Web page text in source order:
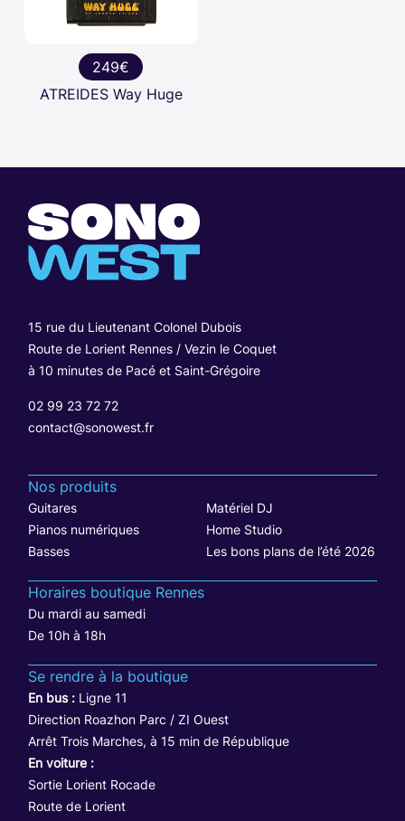
249€
ATREIDES Way Huge
15 rue du Lieutenant Colonel Dubois
Route de Lorient Rennes / Vezin le Coquet
à 10 minutes de Pacé et Saint-Grégoire
02 99 23 72 72
contact@sonowest.fr
Nos produits
Guitares
Matériel DJ
Pianos numériques
Home Studio
Basses
Les bons plans de l’été 2026
Horaires boutique Rennes
Du mardi au samedi
De 10h à 18h
Se rendre à la boutique
En bus : Ligne 11
Direction Roazhon Parc / ZI Ouest
Arrêt Trois Marches, à 15 min de République
En voiture :
Sortie Lorient Rocade
Route de Lorient